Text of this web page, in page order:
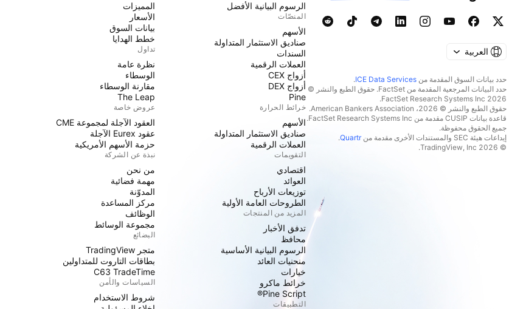
العربية
حدد بيانات السوق المقدمة من ICE Data Services
.
حدد البيانات المرجعية المقدمة من FactSet. حقوق الطبع والنشر ©
2026 FactSet Research Systems Inc.
حقوق الطبع والنشر © 2026، American Bankers Association.
قاعدة بيانات CUSIP مقدمة من FactSet Research Systems Inc.
جميع الحقوق محفوظة.
إيداعات هيئة SEC والمستندات الأخرى مقدمة من
Quartr
.
© 2026 TradingView, Inc.
الرسوم البيانية الأفضل
المنصّات
الأسهم
صناديق الاستثمار المتداولة
السندات
العملات الرقمية
أزواج CEX
أزواج DEX
Pine
خرائط الحرارة
الأسهم
صناديق الاستثمار المتداولة
العملات الرقمية
التقويمات
اقتصادي
العوائد
توزيعات الأرباح
الطروحات العامة الأولية
المزيد من المنتجات
تدفق الأخبار
محافظ
الرسوم البيانية الأساسية
منحنيات العائد
خيارات
خرائط ماكرو
Pine Script®
التطبيقات
المميزات
الأسعار
بيانات السوق
خطط الهدايا
تداول
نظرة عامة
الوسطاء
مقارنة الوسطاء
The Leap
عروض خاصة
العقود الآجلة لمجموعة CME
عقود Eurex الآجلة
حزمة الأسهم الأمريكية
نبذة عن الشركة
من نحن
مهمة فضائية
المدوّنة
مركز المساعدة
الوظائف
مجموعة الوسائط
البضائع
متجر TradingView
بطاقات التاروت للمتداولين
C63 TradeTime
السياسات والأمن
شروط الاستخدام